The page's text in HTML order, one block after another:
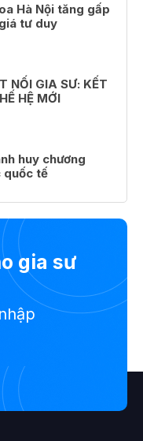
Hà Nội tăng gấp
tư duy
NỐI GIA SƯ: KẾT
HỆ MỚI
huy chương
quốc tế
gia sư